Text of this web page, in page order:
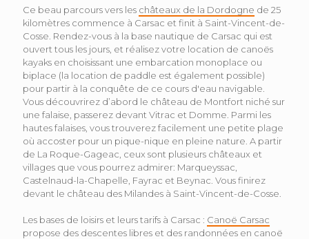
Ce beau parcours vers les châteaux de la Dordogne de 25
kilomètres commence à Carsac et finit à Saint-Vincent-de-
Cosse. Rendez-vous à la base nautique de Carsac qui est
ouvert tous les jours, et réalisez votre location de canoës
kayaks en choisissant une embarcation monoplace ou
biplace (la location de paddle est également possible)
pour partir à la conquête de ce cours d'eau navigable.
Vous découvrirez d’abord le château de Montfort niché sur
une falaise, passerez devant Vitrac et Domme. Parmi les
hautes falaises, vous trouverez facilement une petite plage
où accoster pour un pique-nique en pleine nature. A partir
de La Roque-Gageac, ceux sont plusieurs châteaux et
villages que vous pourrez admirer: Marqueyssac,
Castelnaud-la-Chapelle, Fayrac et Beynac. Vous finirez
devant le château des Milandes à Saint-Vincent-de-Cosse.
Les bases de loisirs et leurs tarifs à Carsac : Canoë Carsac
propose des descentes libres et des randonnées en canoë